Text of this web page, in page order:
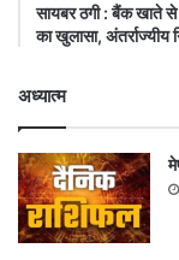
सायबर ठगी : बैंक खाते
का खुलासा, अंतर्राज्यीय
अध्यात्म